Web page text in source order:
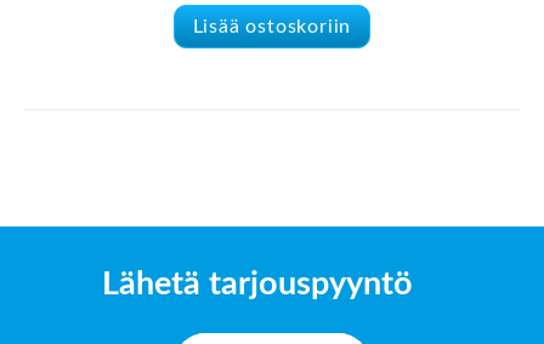
Lisää ostoskoriin
Lähetä tarjouspyyntö